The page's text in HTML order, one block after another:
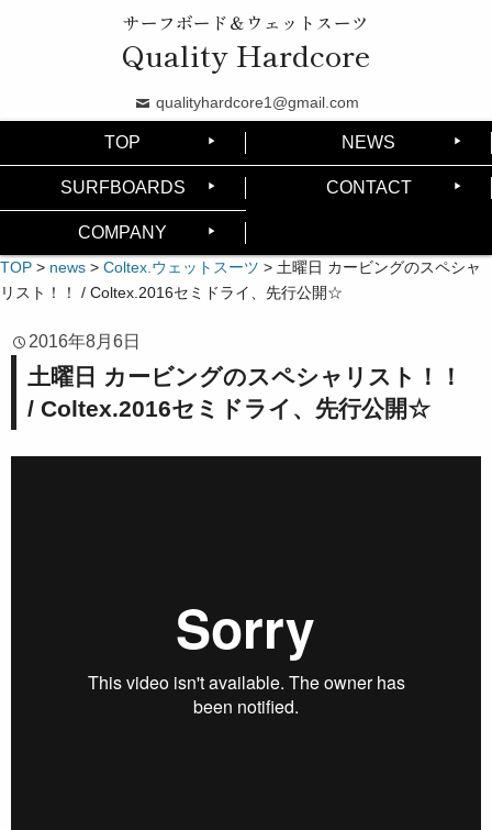
サーフボード＆ウェットスーツ
Quality Hardcore
qualityhardcore1@gmail.com
TOP NEWS
SURFBOARDS CONTACT
COMPANY
TOP > news > Coltex.ウェットスーツ > 土曜日 カービングのスペシャ
リスト！！ / Coltex.2016セミドライ、先行公開☆
2016年8月6日
土曜日 カービングのスペシャリスト！！
/ Coltex.2016セミドライ、先行公開☆